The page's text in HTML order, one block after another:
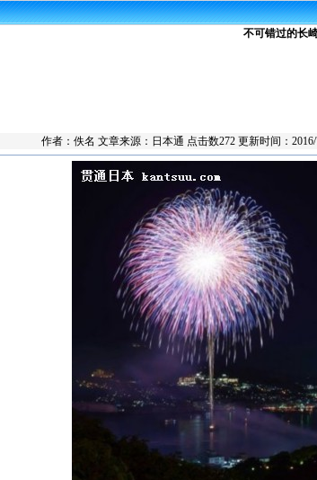
不可错过的长
作者：佚名 文章来源： 日本通 点击数272 更新时间：